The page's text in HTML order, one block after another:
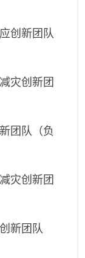
创新团队
灾创新团
团队（负
灾创新团
新团队